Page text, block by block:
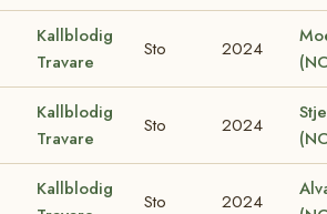
Kallblodig
Travare
Sto 2024
Kallblodig
Travare
Sto 2024
Kallblodig
Sto 2024